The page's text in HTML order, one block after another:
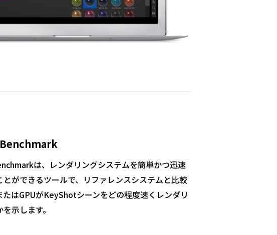
は、レンダリングシステムを簡単かつ迅速
とができるツールで、リファレンスシステムと比較
たはGPUがKeyShotシーンをどの程度速くレンダリ
示します。